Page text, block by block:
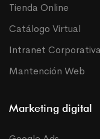
Tienda Online
Catálogo Virtual
Intranet Corporativa
Mantención Web
Marketing digital